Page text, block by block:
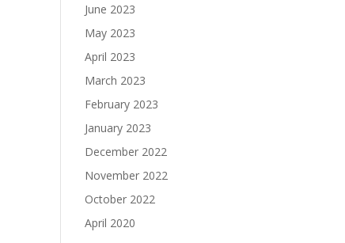
June 2023
May 2023
April 2023
March 2023
February 2023
January 2023
December 2022
November 2022
October 2022
April 2020